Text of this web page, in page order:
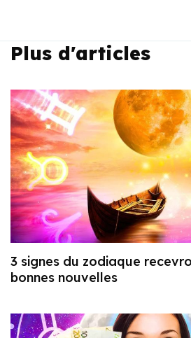
Plus d'articles
3 signes du zodiaque
bonnes nouvelles